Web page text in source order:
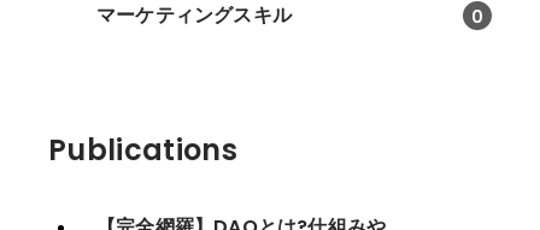
マーケティングスキル 0
Publications